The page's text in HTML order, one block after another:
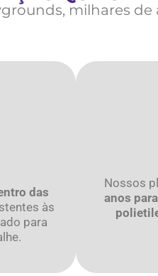
milhares
das
às
para
Nossos
anos